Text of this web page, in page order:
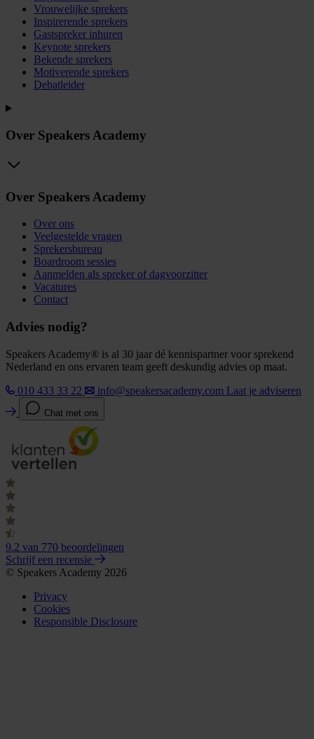
Vrouwelijke sprekers
Inspirerende sprekers
Gastspreker inhuren
Keynote sprekers
Bekende sprekers
Motiverende sprekers
Debatleider
Over Speakers Academy
Over Speakers Academy
Over ons
Veelgestelde vragen
Sprekersbureau
Boardroom sessies
Aanmelden als spreker of dagvoorzitter
Vacatures
Contact
Advies nodig?
Speakers Academy® is al 30 jaar dé kennispartner voor sprekend
Nederland en ons ervaren team geeft deskundig advies op maat.
010 433 33 22
info@speakersacademy.com Laat je adviseren
Chat met ons
9.2 van 770 beoordelingen
Schrijf een recensie
© Speakers Academy 2026
Privacy
Cookies
Responsible Disclosure